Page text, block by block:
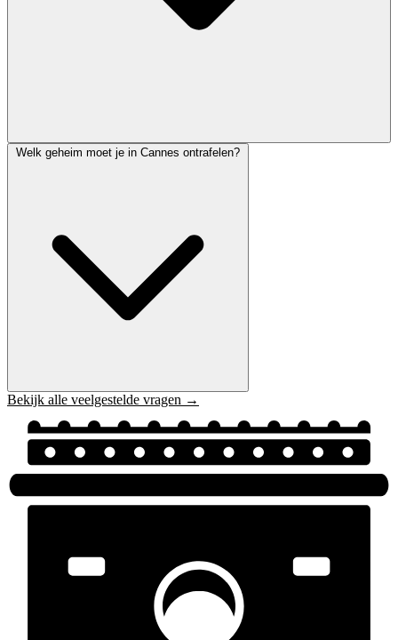
Welk geheim moet je in Cannes ontrafelen?
Bekijk alle veelgestelde vragen →